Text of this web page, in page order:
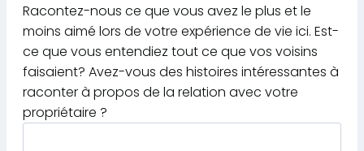
Racontez-nous ce que vous avez le plus et le
moins aimé lors de votre expérience de vie ici. Est-
ce que vous entendiez tout ce que vos voisins
faisaient? Avez-vous des histoires intéressantes à
raconter à propos de la relation avec votre
propriétaire ?